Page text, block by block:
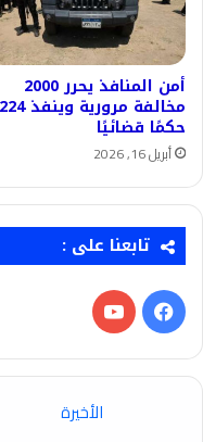
أمن المنافذ يحرر 2000
مخالفة مرورية وينفذ 224
حكمًا قضائيًا
أبريل 16, 2026
تابعنا على :
فيسبوك‫YouTube
الأخيرة